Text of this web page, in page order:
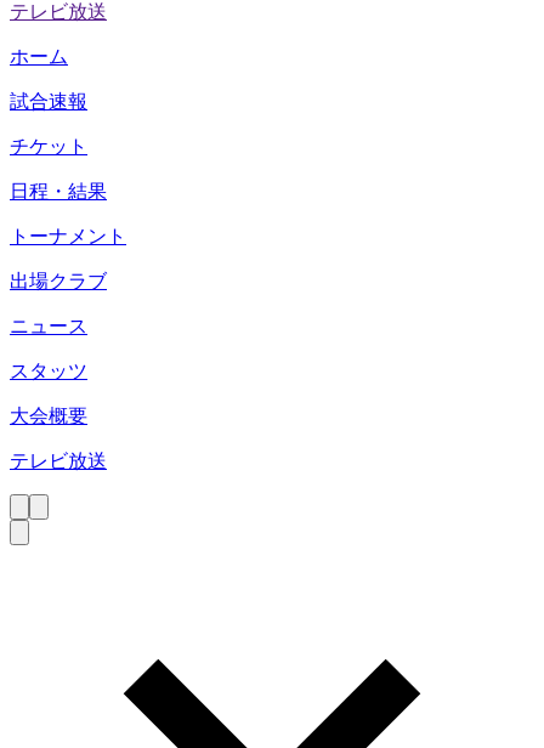
テレビ放送
ホーム
試合速報
チケット
日程・結果
トーナメント
出場クラブ
ニュース
スタッツ
大会概要
テレビ放送